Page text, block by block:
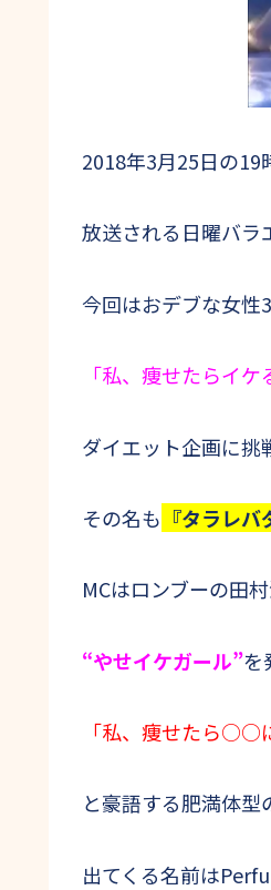
2018年3月25日の19
放送される日曜バラ
今回はおデブな女性
「私、痩せたらイケ
ダイエット企画に挑
その名も 『タラレバ
MCはロンブーの田
“やせイケガール”を
「私、痩せたら○○
と豪語する肥満体型
出てくる名前は